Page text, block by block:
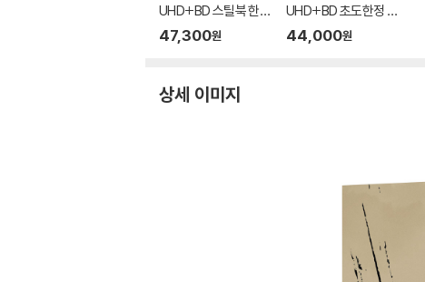
UHD+BD 스틸북 한정
수량) : 블루레이
47,300원
UHD+BD 초도한정 슬
립케이스) : 블루레이
44,000원
상세 이미지